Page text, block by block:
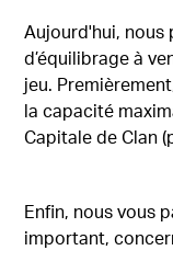
Aujourd'hui, nous
d’équilibrage à
jeu.
la capacité
Capitale de Clan
Enfin, nous vous
important,